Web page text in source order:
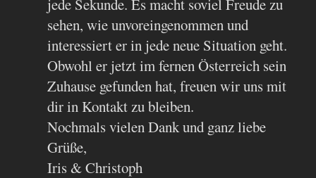
sehen, wie unvoreingenommen und
interessiert er in jede neue Situation geht.
Obwohl er jetzt im fernen Österreich sein
Zuhause gefunden hat, freuen wir uns mit
dir in Kontakt zu bleiben.
Nochmals vielen Dank und ganz liebe
Grüße,
Iris & Christoph